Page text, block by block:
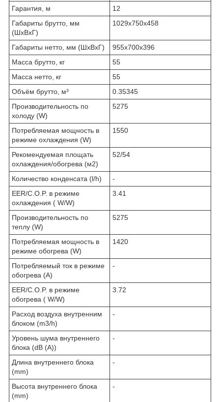
Гарантия, м
12
Габариты брутто, мм
(ШxВxГ)
1029х750х458
Габариты нетто, мм (ШxВxГ)
955х700х396
Масса брутто, кг
55
Масса нетто, кг
55
Объём брутто, м³
0.35345
Производительность по
холоду (W)
5275
Потребляемая мощность в
режиме охлаждения (W)
1550
Рекомендуемая площать
охлаждения/обогрева (м2)
52/54
Количество конденсата (l/h)
-
EER/C.O.P. в режиме
охлаждения ( W/W)
3.41
Производительность по
теплу (W)
5275
Потребляемая мощность в
режиме обогрева (W)
1420
Потребляемый ток в режиме
обогрева (A)
-
EER/C.O.P. в режиме
обогрева ( W/W)
3.72
Расход воздуха внутренним
блоком (m3/h)
-
Уровень шума внутреннего
блока (dB (A))
-
Длина внутреннего блока
(mm)
-
Высота внутреннего блока
(mm)
-